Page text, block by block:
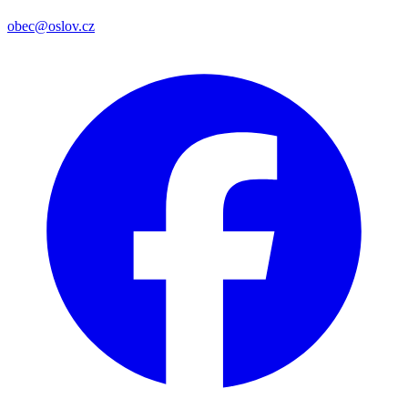
obec@oslov.cz